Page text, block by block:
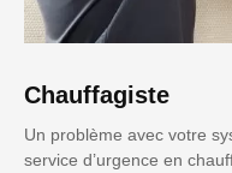
Chauffagiste
Un problème avec votre
service d’urgence en